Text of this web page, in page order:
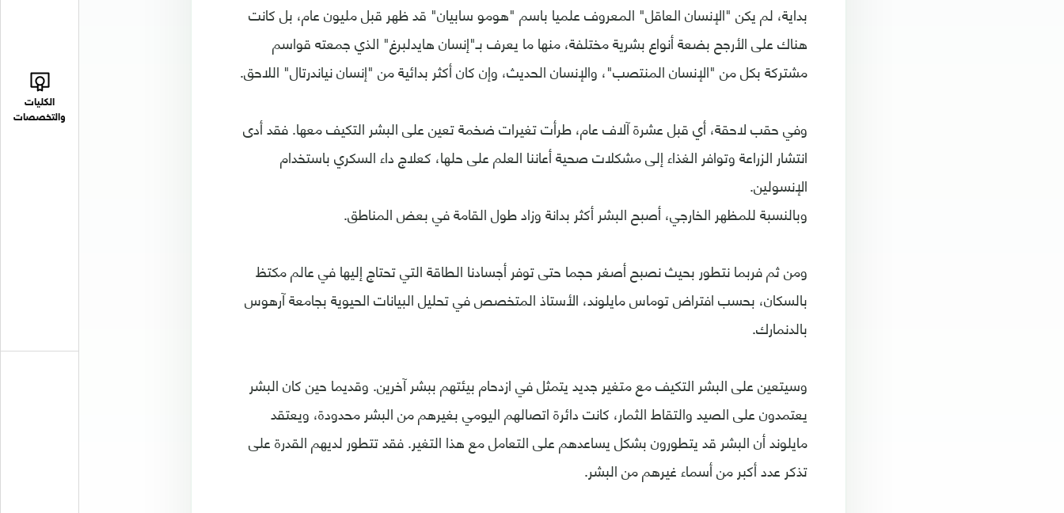
الكليات
والتخصصات
بداية، لم يكن "الإنسان العاقل" المعروف علميا باسم "هومو سابيان" قد ظهر قبل مليون عام، بل كانت
هناك على الأرجح بضعة أنواع بشرية مختلفة، منها ما يعرف بـ"إنسان هايدلبرغ" الذي جمعته قواسم
مشتركة بكل من "الإنسان المنتصب"، والإنسان الحديث، وإن كان أكثر بدائية من "إنسان نياندرتال" اللاحق.
وفي حقب لاحقة، أي قبل عشرة آلاف عام، طرأت تغيرات ضخمة تعين على البشر التكيف معها. فقد أدى
انتشار الزراعة وتوافر الغذاء إلى مشكلات صحية أعاننا العلم على حلها، كعلاج داء السكري باستخدام
الإنسولين.
وبالنسبة للمظهر الخارجي، أصبح البشر أكثر بدانة وزاد طول القامة في بعض المناطق.
ومن ثم فربما نتطور بحيث نصبح أصغر حجما حتى توفر أجسادنا الطاقة التي تحتاج إليها في عالم مكتظ
بالسكان، بحسب افتراض توماس مايلوند، الأستاذ المتخصص في تحليل البيانات الحيوية بجامعة آرهوس
بالدنمارك.
وسيتعين على البشر التكيف مع متغير جديد يتمثل في ازدحام بيئتهم ببشر آخرين. وقديما حين كان البشر
يعتمدون على الصيد والتقاط الثمار، كانت دائرة اتصالهم اليومي بغيرهم من البشر محدودة، ويعتقد
مايلوند أن البشر قد يتطورون بشكل يساعدهم على التعامل مع هذا التغير. فقد تتطور لديهم القدرة على
تذكر عدد أكبر من أسماء غيرهم من البشر.